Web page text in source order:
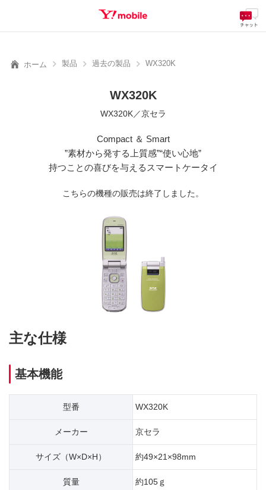
ホーム 製品 過去の製品 WX320K
WX320K
WX320K／京セラ
Compact ＆ Smart
”素材から発する上質感”“使い心地”
持つことの喜びを与えるスマートケータイ
こちらの機種の販売は終了しました。
主な仕様
基本機能
型番 WX320K
メーカー 京セラ
サイズ（W×D×H） 約49×21×98mm
質量 約105ｇ